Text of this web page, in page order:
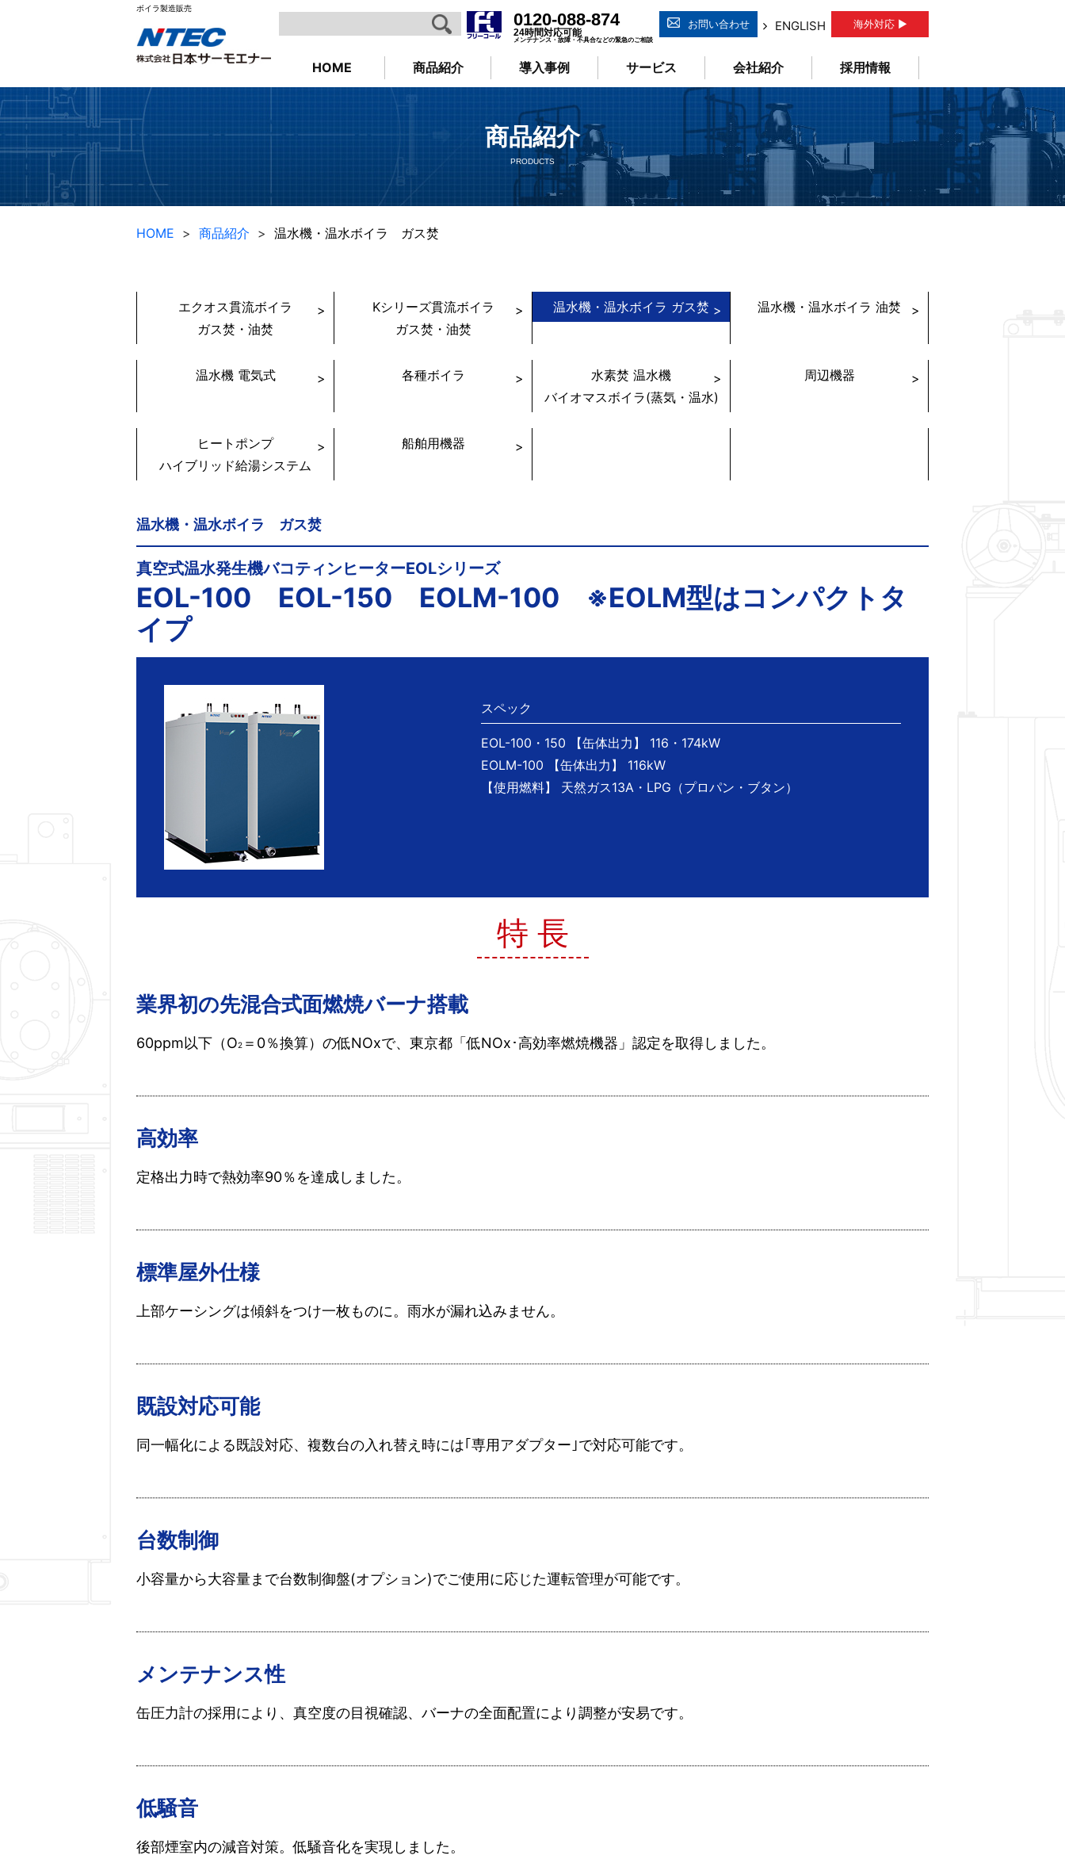
ボイラ製造販売
0120-088-874
24時間対応可能
メンテナンス・故障・不具合などの緊急のご相談
お問い合わせ ENGLISH 海外対応 ▶
HOME 商品紹介 導入事例 サービス 会社紹介 採用情報
商品紹介
PRODUCTS
HOME 商品紹介 温水機・温水ボイラ ガス焚
エクオス貫流ボイラ
ガス焚・油焚
Kシリーズ貫流ボイラ
ガス焚・油焚
温水機・温水ボイラ ガス焚 温水機・温水ボイラ 油焚
温水機 電気式 各種ボイラ
水素焚 温水機
バイオマスボイラ(蒸気・温水)
周辺機器
ヒートポンプ
ハイブリッド給湯システム
船舶用機器
温水機・温水ボイラ ガス焚
真空式温水発生機バコティンヒーターEOLシリーズ
EOL-100 EOL-150 EOLM-100 ※EOLM型はコンパクトタ
イプ
スペック
EOL-100・150 【缶体出力】 116・174kW
EOLM-100 【缶体出力】 116kW
【使用燃料】 天然ガス13A・LPG（プロパン・ブタン）
特 長
業界初の先混合式面燃焼バーナ搭載
60ppm以下（O2 ＝0％換算）の低NOxで、東京都「低NOx･高効率燃焼機器」認定を取得しました。
高効率
定格出力時で熱効率90％を達成しました。
標準屋外仕様
上部ケーシングは傾斜をつけ一枚ものに。雨水が漏れ込みません。
既設対応可能
同一幅化による既設対応、複数台の入れ替え時には｢専用アダプター｣で対応可能です。
台数制御
小容量から大容量まで台数制御盤(オプション)でご使用に応じた運転管理が可能です。
メンテナンス性
缶圧力計の採用により、真空度の目視確認、バーナの全面配置により調整が安易です。
低騒音
後部煙室内の減音対策。低騒音化を実現しました。